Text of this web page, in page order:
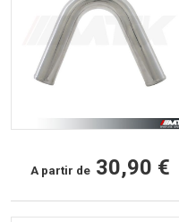
A partir de 30,90 €